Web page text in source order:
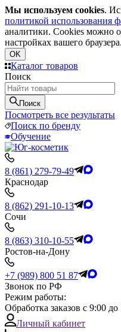
Мы используем cookies.
политикой использования
аналитики. Cookies можно
настройках вашего браузера.
OK
Каталог товаров
Поиск
Поиск
Посмотреть все результаты
Поиск по бренду
Обучение
8 (861) 279-79-49
Краснодар
8 (862) 291-10-13
Сочи
8 (863) 310-10-55
Ростов-на-Дону
+7 (989) 800 51 87
Звонок по РФ
Режим работы:
Обработка заказов с 9:00
Личный кабинет